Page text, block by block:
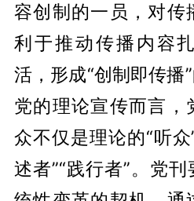
容创制的一员，对传
利于推动传播内容
活，形成“创制即传播
党的理论宣传而言，
众不仅是理论的“听
述者”“践行者”。党